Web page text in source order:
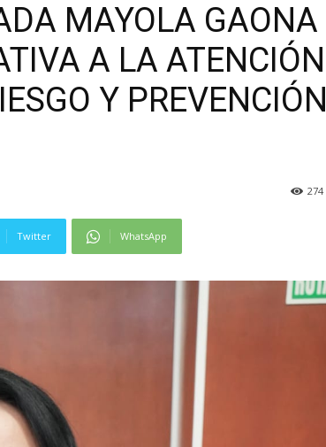
MAYOLA GAONA
A LA ATENCIÓN
Y PREVENCIÓN
274
Twitter WhatsApp